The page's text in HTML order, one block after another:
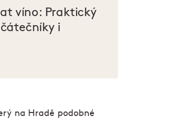
víno: Praktický
i
na Hradě podobné